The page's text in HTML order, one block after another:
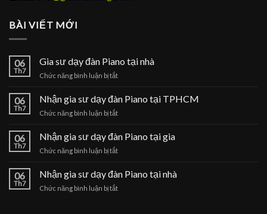
BÀI VIẾT MỚI
06
Th7
Gia sư dạy đàn Piano tại nhà
Chức năng bình luận bị tắtở
đàn
tại
06
Th7
Nhận gia sư dạy đàn Piano tại TPHCM
Chức năng bình luận bị tắtở
gia
dạy
Piano
06
Th7
Nhận gia sư dạy đàn Piano tại gia
Chức năng bình luận bị tắtở
gia
dạy
06
Th7
Nhận gia sư dạy đàn Piano tại nhà
Chức năng bình luận bị tắtở